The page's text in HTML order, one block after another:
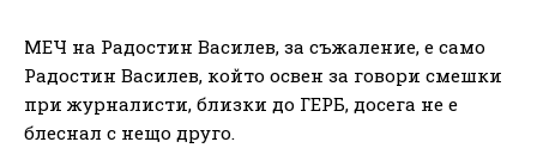
МЕЧ на Радостин Василев, за съжаление, е само
Радостин Василев, който освен за говори смешки
при журналисти, близки до ГЕРБ, досега не е
блеснал с нещо друго.